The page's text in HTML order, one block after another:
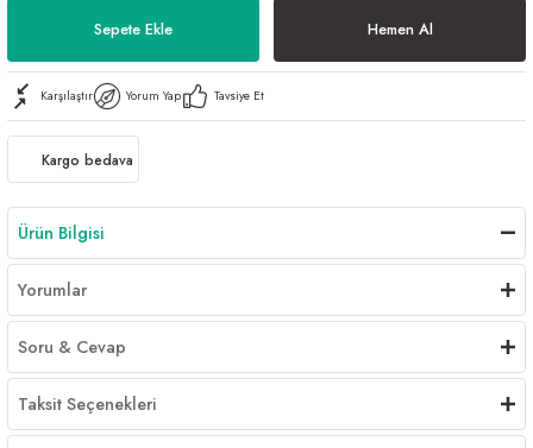
Sepete Ekle Hemen Al
Karşılaştır Yorum Yap Tavsiye Et
Kargo bedava
Ürün Bilgisi
Yorumlar
Soru & Cevap
Taksit Seçenekleri